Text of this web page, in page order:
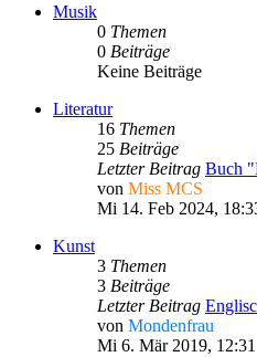
Musik
0 Themen
0 Beiträge
Keine Beiträge
Literatur
16 Themen
25 Beiträge
Letzter Beitrag Buch
von Miss MCS
Mi 14. Feb 2024,
Kunst
3 Themen
3 Beiträge
Letzter Beitrag
von Mondenfrau
Mi 6. Mär 2019, 12:31